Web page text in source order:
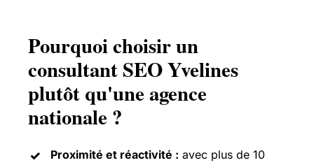
Pourquoi choisir un
consultant SEO Yvelines
plutôt qu'une agence
nationale ?
Proximité et réactivité : avec plus de 10